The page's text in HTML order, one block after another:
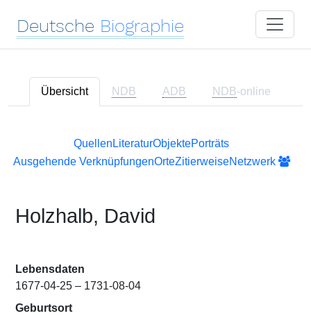
Deutsche Biographie
Übersicht NDB ADB NDB-online
Quellen LiteraturObjektePorträts
Ausgehende VerknüpfungenOrteZitierweiseNetzwerk
Holzhalb, David
Lebensdaten
1677-04-25 – 1731-08-04
Geburtsort